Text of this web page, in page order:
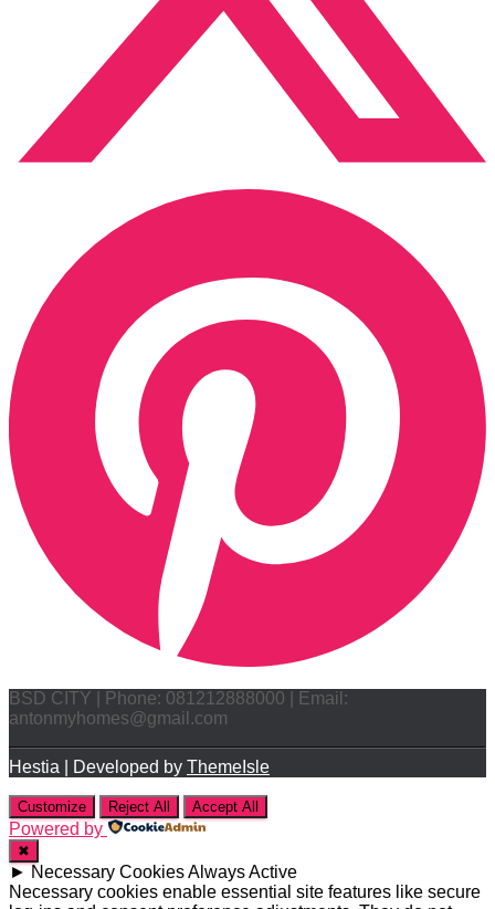
BSD CITY | Phone: 081212888000 | Email:
antonmyhomes@gmail.com
Hestia | Developed by ThemeIsle
Customize Reject All Accept All
Powered by
✖
► Necessary CookiesAlways Active
Necessary cookies enable essential site features like secure